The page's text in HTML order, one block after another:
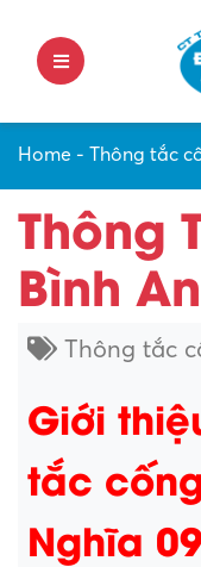
Home - Thông tắc
Thông
Bình An
Thông tắc
Giới
tắc
Nghĩa